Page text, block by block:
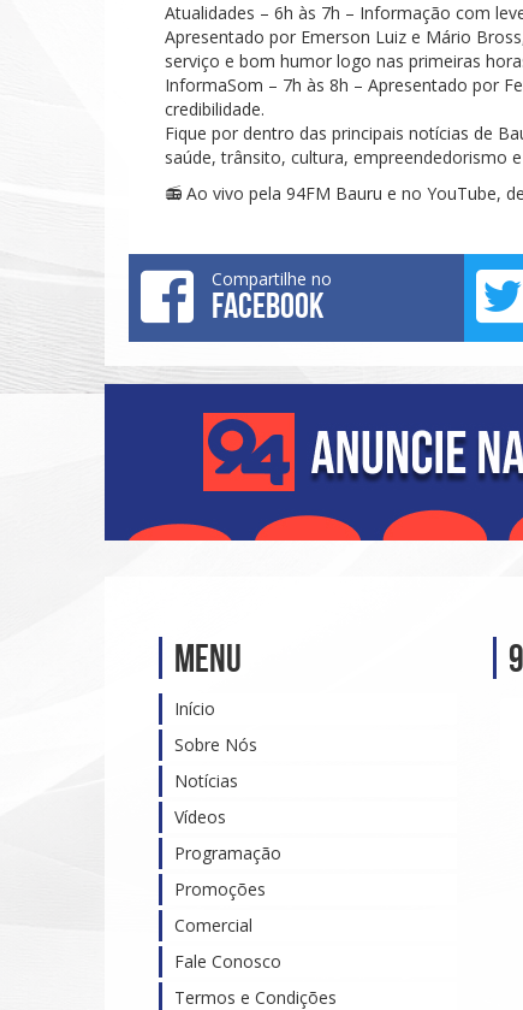
Atualidades – 6h às 7h – Informação com
Apresentado por Emerson Luiz e Mário
serviço e bom humor logo nas primeiras
InformaSom – 7h às 8h – Apresentado por
credibilidade.
Fique por dentro das principais notícias de
saúde, trânsito, cultura, empreendedorismo
📻 Ao vivo pela 94FM Bauru e no YouTube,
Compartilhe no
FACEBOOK
Menu
Início
Sobre Nós
Notícias
Vídeos
Programação
Promoções
Comercial
Fale Conosco
Termos e Condições